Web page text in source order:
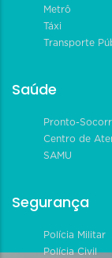
Metrô
Táxi
Transporte
Saúde
Pronto-
Centro de
SAMU
Segurança
Polícia Militar
Polícia Civil